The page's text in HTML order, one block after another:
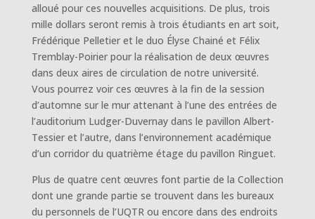
alloué pour ces nouvelles acquisitions. De plus, trois
mille dollars seront remis à trois étudiants en art soit,
Frédérique Pelletier et le duo Élyse Chainé et Félix
Tremblay-Poirier pour la réalisation de deux œuvres
dans deux aires de circulation de notre université.
Vous pourrez voir ces œuvres à la fin de la session
d’automne sur le mur attenant à l’une des entrées de
l’auditorium Ludger-Duvernay dans le pavillon Albert-
Tessier et l’autre, dans l’environnement académique
d’un corridor du quatrième étage du pavillon Ringuet.
Plus de quatre cent œuvres font partie de la Collection
dont une grande partie se trouvent dans les bureaux
du personnels de l’UQTR ou encore dans des endroits